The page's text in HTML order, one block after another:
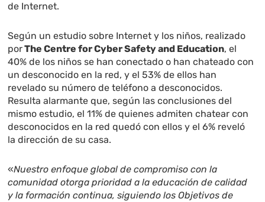
de Internet.
Según un estudio sobre Internet y los niños, realizado
porThe Centre for Cyber Safety and Education, el
40% de los niños se han conectado o han chateado con
un desconocido en la red, y el 53% de ellos han
revelado su número de teléfono a desconocidos.
Resulta alarmante que, según las conclusiones del
mismo estudio, el 11% de quienes admiten chatear con
desconocidos en la red quedó con ellos y el 6% reveló
la dirección de su casa.
«Nuestro enfoque global de compromiso con la
comunidad otorga prioridad a la educación de calidad
y la formación continua, siguiendo los Objetivos de